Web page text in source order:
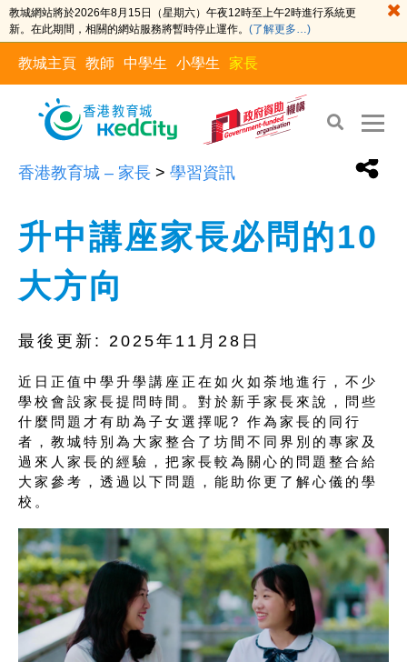
教城網站將於2026年8月15日（星期六）午夜12時至上午2時進行系統更
新。在此期間，相關的網站服務將暫時停止運作。 (了解更多…)
教城主頁 教師 中學生 小學生 家長
香港教育城 – 家長 > 學習資訊
升中講座家長必問的10
大方向
最後更新: 2025年11月28日
近日正值中學升學講座正在如火如荼地進行，不少
學校會設家長提問時間。對於新手家長來說，問些
什麼問題才有助為子女選擇呢? 作為家長的同行
者，教城特別為大家整合了坊間不同界別的專家及
過來人家長的經驗，把家長較為關心的問題整合給
大家參考，透過以下問題，能助你更了解心儀的學
校。